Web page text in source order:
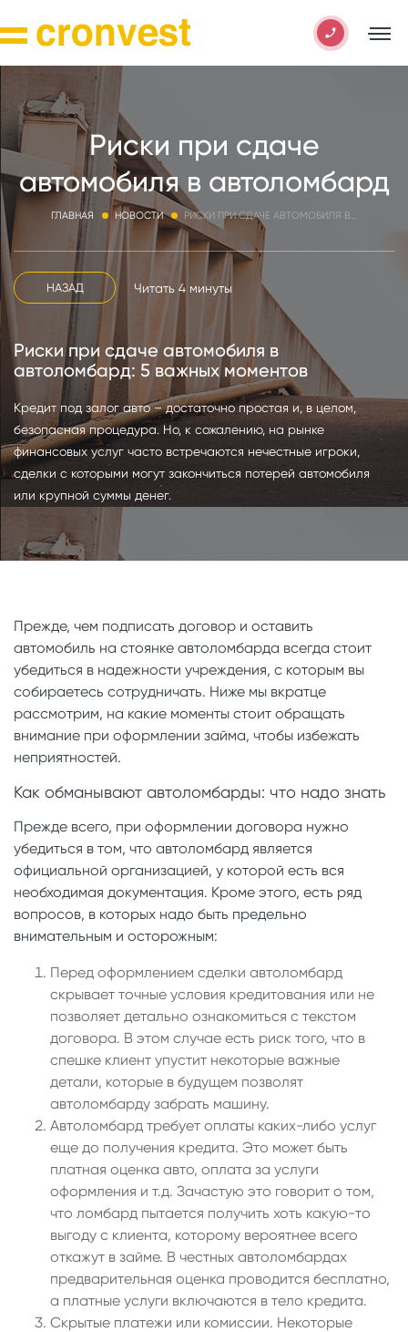
Риски при сдаче
автомобиля в автоломбард
ГЛАВНАЯ НОВОСТИ РИСКИ ПРИ СДАЧЕ АВТОМОБИЛЯ В АВТОЛОМБАРД
НАЗАД Читать 4 минуты
Риски при сдаче автомобиля в
автоломбард: 5 важных моментов
Кредит под залог авто – достаточно простая и, в целом,
безопасная процедура. Но, к сожалению, на рынке
финансовых услуг часто встречаются нечестные игроки,
сделки с которыми могут закончиться потерей автомобиля
или крупной суммы денег.
Прежде, чем подписать договор и оставить
автомобиль на стоянке автоломбарда всегда стоит
убедиться в надежности учреждения, с которым вы
собираетесь сотрудничать. Ниже мы вкратце
рассмотрим, на какие моменты стоит обращать
внимание при оформлении займа, чтобы избежать
неприятностей.
Как обманывают автоломбарды: что надо знать
Прежде всего, при оформлении договора нужно
убедиться в том, что автоломбард является
официальной организацией, у которой есть вся
необходимая документация. Кроме этого, есть ряд
вопросов, в которых надо быть предельно
внимательным и осторожным:
Перед оформлением сделки автоломбард
скрывает точные условия кредитования или не
позволяет детально ознакомиться с текстом
договора. В этом случае есть риск того, что в
спешке клиент упустит некоторые важные
детали, которые в будущем позволят
автоломбарду забрать машину.
Автоломбард требует оплаты каких-либо услуг
еще до получения кредита. Это может быть
платная оценка авто, оплата за услуги
оформления и т.д. Зачастую это говорит о том,
что ломбард пытается получить хоть какую-то
выгоду с клиента, которому вероятнее всего
откажут в займе. В честных автоломбардах
предварительная оценка проводится бесплатно,
а платные услуги включаются в тело кредита.
Скрытые платежи или комиссии. Некоторые